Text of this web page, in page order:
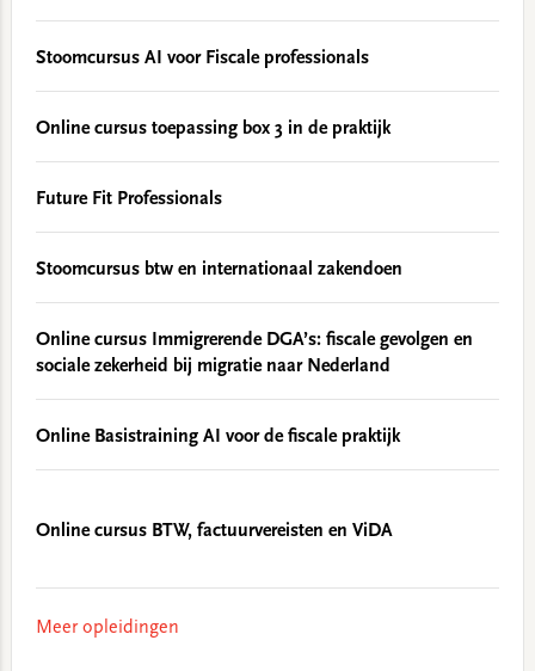
Stoomcursus AI voor Fiscale professionals
Online cursus toepassing box 3 in de praktijk
Future Fit Professionals
Stoomcursus btw en internationaal zakendoen
Online cursus Immigrerende DGA’s: fiscale gevolgen en
sociale zekerheid bij migratie naar Nederland
Online Basistraining AI voor de fiscale praktijk
Online cursus BTW, factuurvereisten en ViDA
Meer opleidingen